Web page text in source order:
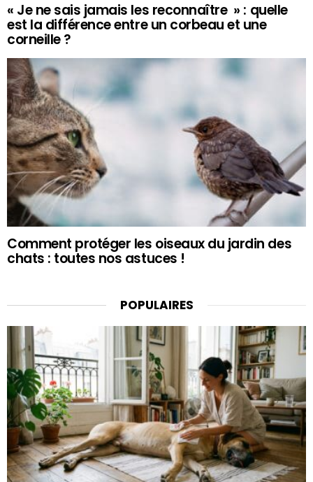
« Je ne sais jamais les reconnaître » : quelle
est la différence entre un corbeau et une
corneille ?
Comment protéger les oiseaux du jardin des
chats : toutes nos astuces !
POPULAIRES